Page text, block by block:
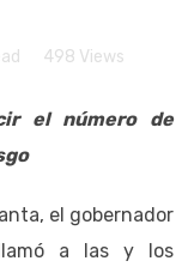
498 Views
el número de
el gobernador
a las y los